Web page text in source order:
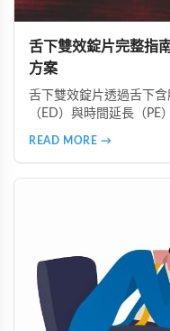
舌下雙效錠片完整指
方案
舌下雙效錠片透過舌下
（ED）與時間延長（
READ MORE →